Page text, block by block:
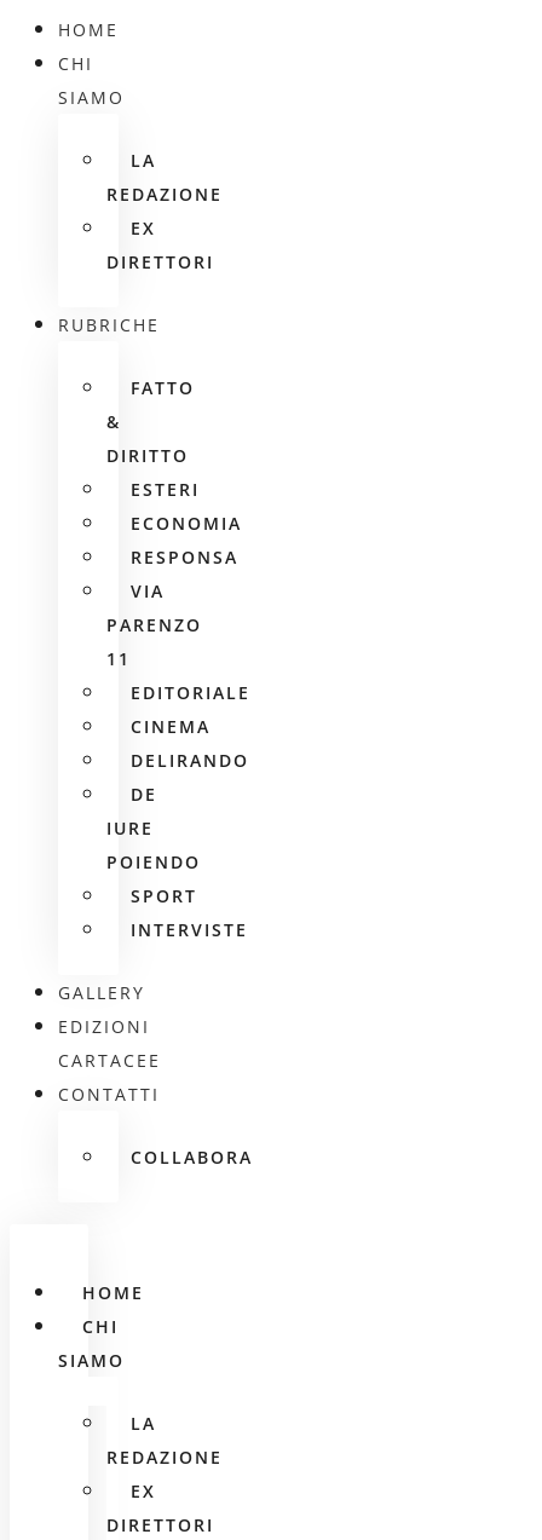
HOME
CHI
SIAMO
LA
REDAZIONE
EX
DIRETTORI
RUBRICHE
FATTO
&
DIRITTO
ESTERI
ECONOMIA
RESPONSA
VIA
PARENZO
11
EDITORIALE
CINEMA
DELIRANDO
DE
IURE
POIENDO
SPORT
INTERVISTE
GALLERY
EDIZIONI
CARTACEE
CONTATTI
COLLABORA
HOME
CHI
SIAMO
LA
REDAZIONE
EX
DIRETTORI